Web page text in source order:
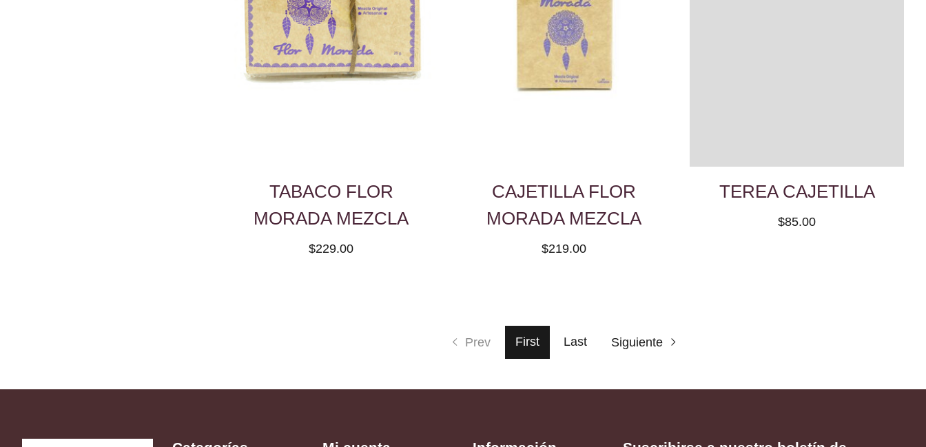
TABACO FLOR
MORADA MEZCLA
$229.00
CAJETILLA FLOR
MORADA MEZCLA
$219.00
TEREA CAJETILLA
$85.00
Prev First Last Siguiente